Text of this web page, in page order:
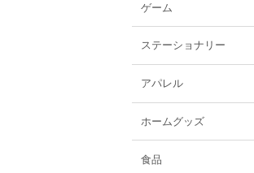
ゲーム
ステーショナリー
アパレル
ホームグッズ
食品